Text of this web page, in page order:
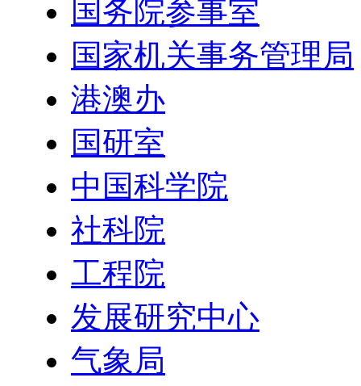
国务院参事室
国家机关事务管理局
港澳办
国研室
中国科学院
社科院
工程院
发展研究中心
气象局